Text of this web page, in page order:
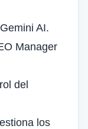
AI.
del
los